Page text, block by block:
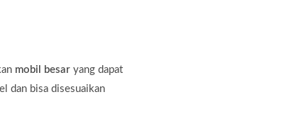
mobil besar yang dapat
dan bisa disesuaikan